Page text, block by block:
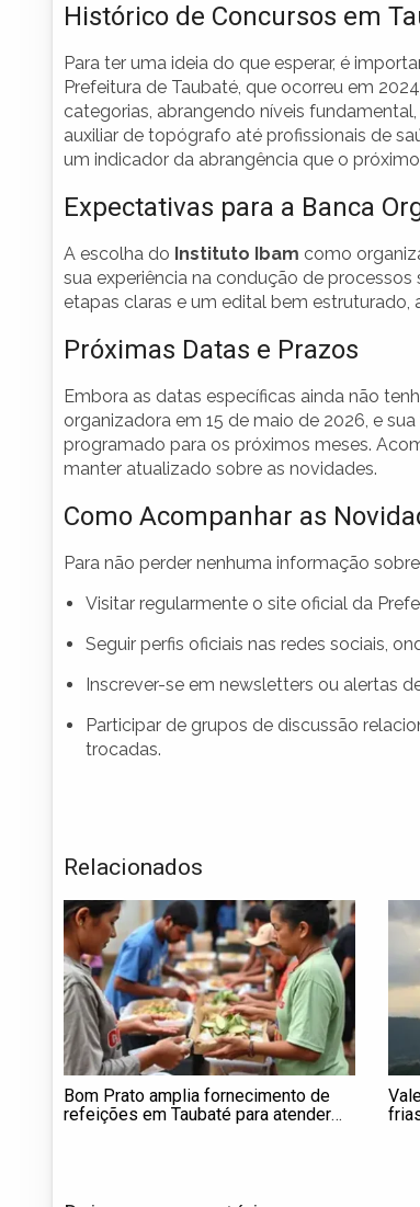
Histórico de Concursos em
Para ter uma ideia do que esperar, é
Prefeitura de Taubaté, que ocorreu em
categorias, abrangendo níveis
auxiliar de topógrafo até profissionais de
um indicador da abrangência que o
Expectativas para a Banca
A escolha do Instituto Ibam como
sua experiência na condução de
etapas claras e um edital bem estruturado,
Próximas Datas e Prazos
Embora as datas específicas ainda não
organizadora em 15 de maio de 2026, e
programado para os próximos meses.
manter atualizado sobre as novidades.
Como Acompanhar as
Para não perder nenhuma informação
Visitar regularmente o site oficial da
Seguir perfis oficiais nas redes sociais,
Inscrever-se em newsletters ou alertas
Participar de grupos de discussão
trocadas.
Relacionados
Bom Prato amplia fornecimento de
refeições em Taubaté para atender